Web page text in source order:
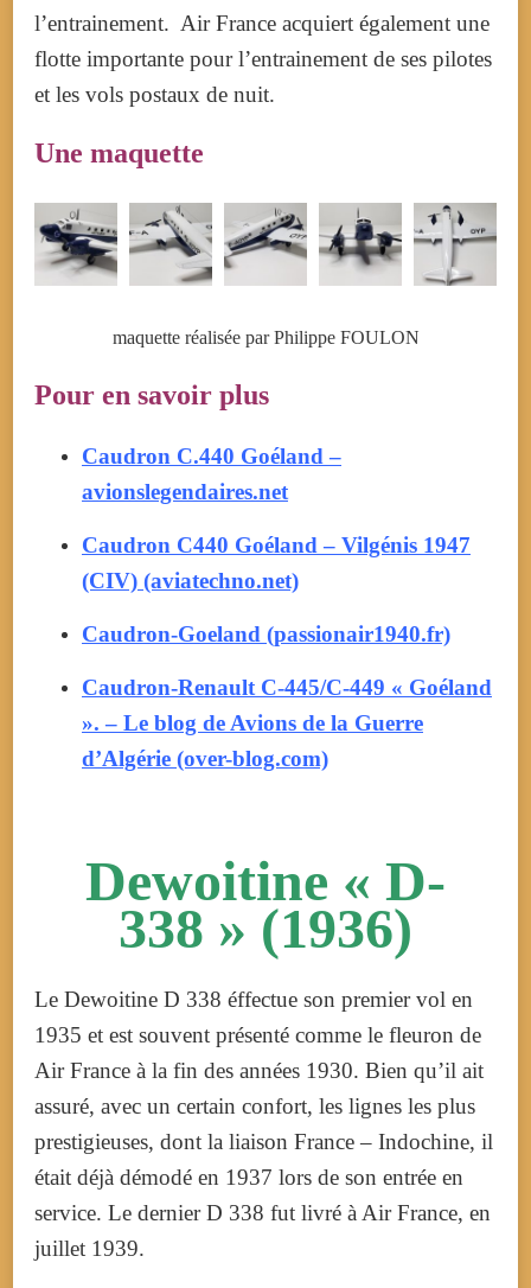
l’entrainement. Air France acquiert également une
flotte importante pour l’entrainement de ses pilotes
et les vols postaux de nuit.
Une maquette
maquette réalisée par Philippe FOULON
Pour en savoir plus
Caudron C.440 Goéland –
avionslegendaires.net
Caudron C440 Goéland – Vilgénis 1947
(CIV) (aviatechno.net)
Caudron-Goeland (passionair1940.fr)
Caudron-Renault C-445/C-449 « Goéland
». – Le blog de Avions de la Guerre
d’Algérie (over-blog.com)
Dewoitine « D-
338 » (1936)
Le Dewoitine D 338 éffectue son premier vol en
1935 et est souvent présenté comme le fleuron de
Air France à la fin des années 1930. Bien qu’il ait
assuré, avec un certain confort, les lignes les plus
prestigieuses, dont la liaison France – Indochine, il
était déjà démodé en 1937 lors de son entrée en
service. Le dernier D 338 fut livré à Air France, en
juillet 1939.